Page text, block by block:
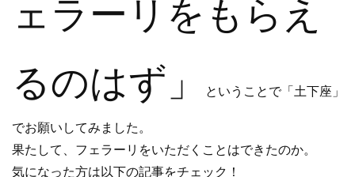
ェラーリをもらえ
るのはず」
ということで「土下座」
でお願いしてみました。
果たして、フェラーリをいただくことはできたのか。
気になった方は以下の記事をチェック！